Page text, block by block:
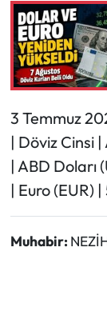
3 Temmuz
| Döviz Cinsi |
| ABD Doları
| Euro (EUR)
Muhabir: